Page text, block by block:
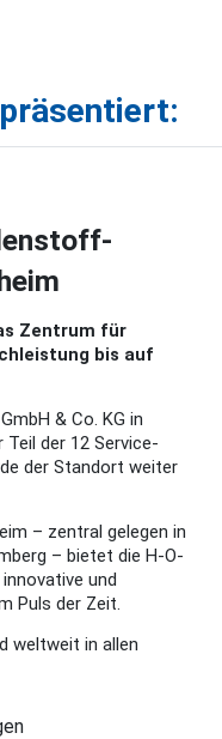
Zentrum für
bis auf
& Co. KG in
der 12 Service-
der Standort weiter
– zentral gelegen in
– bietet die H-O-
und
Puls der Zeit.
weltweit in allen